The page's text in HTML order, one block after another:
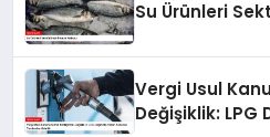
Su Ürünleri
Vergi Usul
Değişiklik: LPG